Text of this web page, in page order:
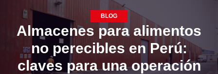
BLOG
Almacenes para alimentos
no perecibles en Perú:
claves para una operación